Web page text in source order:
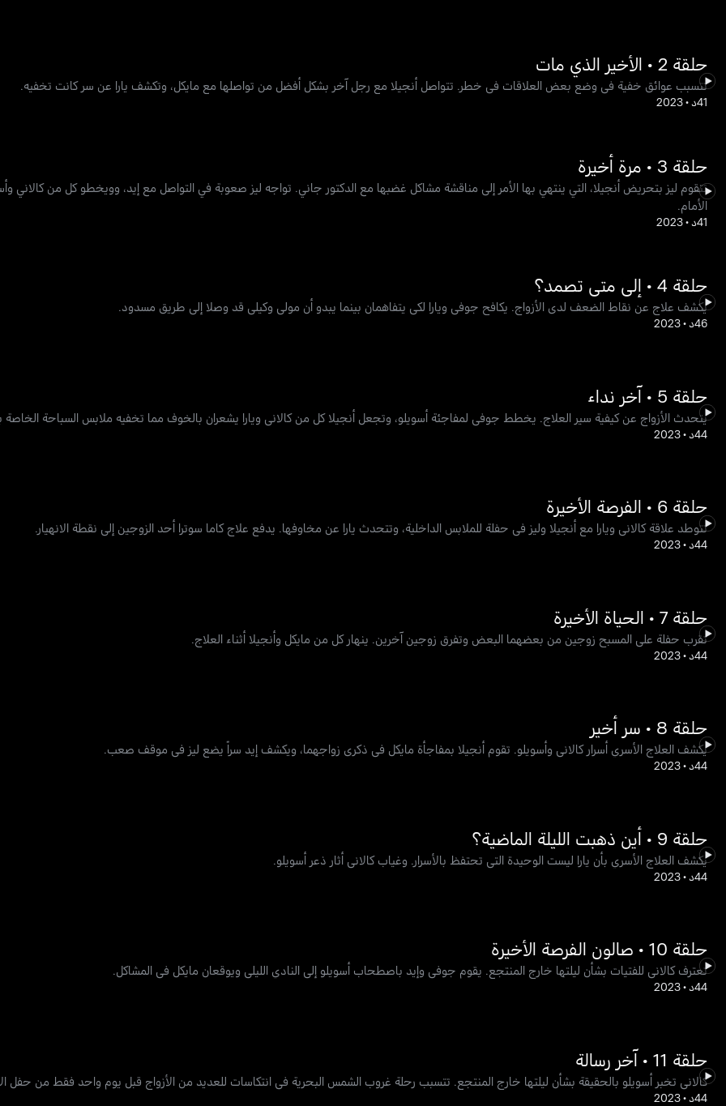
حلقة 2 • الأخير الذي مات
تتسبب عوائق خفية في وضع بعض العلاقات في خطر. تتواصل أنجيلا مع رجل آخر بشكل أفضل من تواصلها مع مايكل، وتكشف يارا عن سر كانت تخفيه.
41د •
2023
حلقة 3 • مرة أخيرة
تتقوم ليز بتحريض أنجيلا، التي ينتهي بها الأمر إلى مناقشة مشاكل غضبها مع الدكتور جاني. تواجه ليز صعوبة في التواصل مع إيد، وويخطو كل من كالاني
الأمام.
41د •
2023
حلقة 4 • إلى متى تصمد؟
يكشف علاج عن نقاط الضعف لدى الأزواج. يكافح جوفي ويارا لكي يتفاهمان بينما يبدو أن مولي وكيلي قد وصلا إلى طريق مسدود.
46د •
2023
حلقة 5 • آخر نداء
يتحدث الأزواج عن كيفية سير العلاج. يخطط جوفي لمفاجئة أسويلو، وتجعل أنجيلا كل من كالاني ويارا يشعران بالخوف مما تخفيه ملابس السباحة الخاصة
44د •
2023
حلقة 6 • الفرصة الأخيرة
تتوطد علاقة كالاني ويارا مع أنجيلا وليز في حفلة للملابس الداخلية، وتتحدث يارا عن مخاوفها. يدفع علاج كاما سوترا أحد الزوجين إلى نقطة الانهيار.
44د •
2023
حلقة 7 • الحياة الأخيرة
تقرب حفلة على المسبح زوجين من بعضهما البعض وتفرق زوجين آخرين. ينهار كل من مايكل وأنجيلا أثناء العلاج.
44د •
2023
حلقة 8 • سر أخير
يكشف العلاج الأسري أسرار كالاني وأسويلو. تقوم أنجيلا بمفاجأة مايكل ​​في ذكرى زواجهما، ويكشف إيد سراً يضع ليز في موقف صعب.
44د •
2023
حلقة 9 • أين ذهبت الليلة الماضية؟
يكشف العلاج الأسري بأن يارا ليست الوحيدة التي تحتفظ بالأسرار. وغياب كالاني أثار ذعر أسويلو.
44د •
2023
حلقة 10 • صالون الفرصة الأخيرة
تعترف كالاني للفتيات بشأن ليلتها خارج المنتجع. يقوم جوفي وإيد باصطحاب أسويلو إلى النادي الليلي ويوقعان مايكل ​​في المشاكل.
44د •
2023
حلقة 11 • آخر رسالة
كالاني تخبر أسويلو بالحقيقة بشأن ليلتها خارج المنتجع. تتسبب رحلة غروب الشمس البحرية في انتكاسات للعديد من الأزواج قبل يوم واحد فقط من حفل
44د •
2023